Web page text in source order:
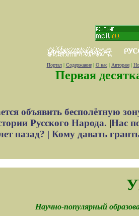
Портал| Содержание| О нас| Авторам|
Первая
объявить бесполётную
Русского Народа. |Нас
назад? | Кому давать
Научно-популярный